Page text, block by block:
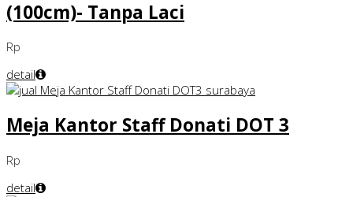
(100cm)- Tanpa Laci
Rp
detail
Meja Kantor Staff Donati DOT 3
Rp
detail